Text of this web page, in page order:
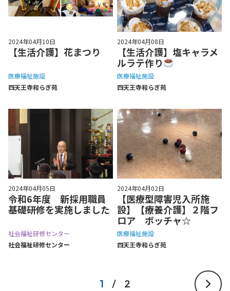
2024年04月10日
【生活介護】花まつり
医療福祉施設
四天王寺和らぎ苑
2024年04月08日
【生活介護】塩キャラメ
ルラテ作り
医療福祉施設
四天王寺和らぎ苑
2024年04月05日
令和6年度 新採用職員
基礎研修を実施しました
社会福祉研修センター
社会福祉研修センター
2024年04月02日
【医療型障害児入所施
設】【療養介護】２階フ
ロア ボッチャ☆
医療福祉施設
四天王寺和らぎ苑
1 / 2